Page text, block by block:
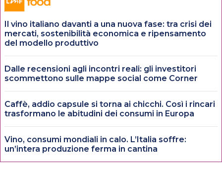
Il vino italiano davanti a una nuova fase: tra crisi dei
mercati, sostenibilità economica e ripensamento
del modello produttivo
Dalle recensioni agli incontri reali: gli investitori
scommettono sulle mappe social come Corner
Caffè, addio capsule si torna ai chicchi. Così i rincari
trasformano le abitudini dei consumi in Europa
Vino, consumi mondiali in calo. L’Italia soffre:
un’intera produzione ferma in cantina